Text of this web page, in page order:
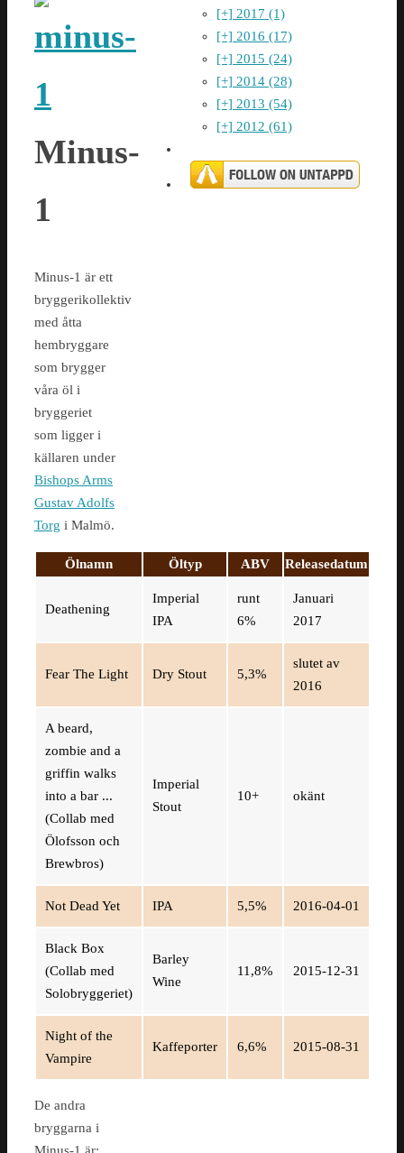
Minus-
1
Minus-1 är ett
bryggerikollektiv
med åtta
hembryggare
som brygger
våra öl i
bryggeriet
som ligger i
källaren under
Bishops Arms
Gustav Adolfs
Torg i Malmö.
Ölnamn Öltyp ABV Releasedatum
Deathening
Imperial
IPA
runt
6%
Januari
2017
Fear The Light Dry Stout 5,3%
slutet av
2016
A beard,
zombie and a
griffin walks
into a bar ...
(Collab med
Ölofsson och
Brewbros)
Imperial
Stout
10+ okänt
Not Dead Yet IPA 5,5% 2016-04-01
Black Box
(Collab med
Solobryggeriet)
Barley
Wine
11,8% 2015-12-31
Night of the
Vampire
Kaffeporter 6,6% 2015-08-31
De andra
bryggarna i
[+] 2017 (1)
[+] 2016 (17)
[+] 2015 (24)
[+] 2014 (28)
[+] 2013 (54)
[+] 2012 (61)